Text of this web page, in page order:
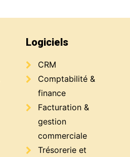
Logiciels
CRM
Comptabilité &
finance
Facturation &
gestion
commerciale
Trésorerie et